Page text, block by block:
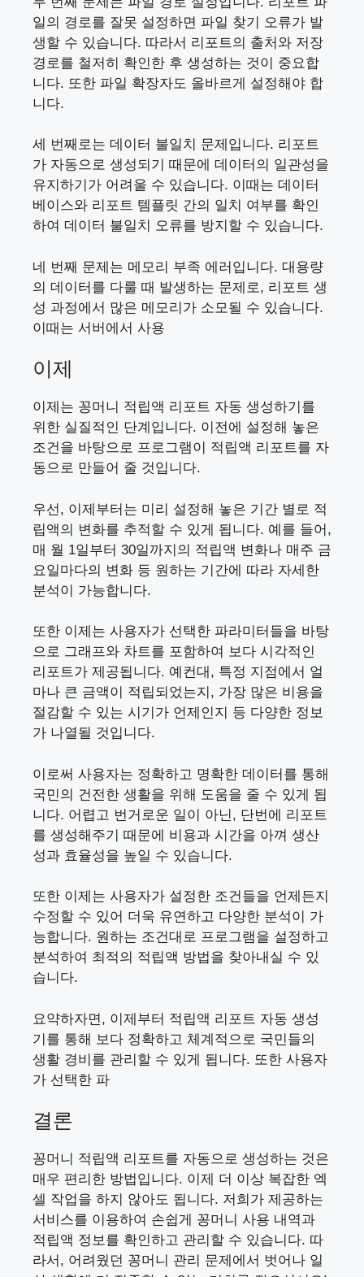
일의 경로를 잘못 설정하면 파일 찾기 오류가 발
생할 수 있습니다. 따라서 리포트의 출처와 저장
경로를 철저히 확인한 후 생성하는 것이 중요합
니다. 또한 파일 확장자도 올바르게 설정해야 합
니다.
세 번째로는 데이터 불일치 문제입니다. 리포트
가 자동으로 생성되기 때문에 데이터의 일관성을
유지하기가 어려울 수 있습니다. 이때는 데이터
베이스와 리포트 템플릿 간의 일치 여부를 확인
하여 데이터 불일치 오류를 방지할 수 있습니다.
네 번째 문제는 메모리 부족 에러입니다. 대용량
의 데이터를 다룰 때 발생하는 문제로, 리포트 생
성 과정에서 많은 메모리가 소모될 수 있습니다.
이때는 서버에서 사용
이제
이제는 꽁머니 적립액 리포트 자동 생성하기를
위한 실질적인 단계입니다. 이전에 설정해 놓은
조건을 바탕으로 프로그램이 적립액 리포트를 자
동으로 만들어 줄 것입니다.
우선, 이제부터는 미리 설정해 놓은 기간 별로 적
립액의 변화를 추적할 수 있게 됩니다. 예를 들어,
매 월 1일부터 30일까지의 적립액 변화나 매주 금
요일마다의 변화 등 원하는 기간에 따라 자세한
분석이 가능합니다.
또한 이제는 사용자가 선택한 파라미터들을 바탕
으로 그래프와 차트를 포함하여 보다 시각적인
리포트가 제공됩니다. 예컨대, 특정 지점에서 얼
마나 큰 금액이 적립되었는지, 가장 많은 비용을
절감할 수 있는 시기가 언제인지 등 다양한 정보
가 나열될 것입니다.
이로써 사용자는 정확하고 명확한 데이터를 통해
국민의 건전한 생활을 위해 도움을 줄 수 있게 됩
니다. 어렵고 번거로운 일이 아닌, 단번에 리포트
를 생성해주기 때문에 비용과 시간을 아껴 생산
성과 효율성을 높일 수 있습니다.
또한 이제는 사용자가 설정한 조건들을 언제든지
수정할 수 있어 더욱 유연하고 다양한 분석이 가
능합니다. 원하는 조건대로 프로그램을 설정하고
분석하여 최적의 적립액 방법을 찾아내실 수 있
습니다.
요약하자면, 이제부터 적립액 리포트 자동 생성
기를 통해 보다 정확하고 체계적으로 국민들의
생활 경비를 관리할 수 있게 됩니다. 또한 사용자
가 선택한 파
결론
꽁머니 적립액 리포트를 자동으로 생성하는 것은
매우 편리한 방법입니다. 이제 더 이상 복잡한 엑
셀 작업을 하지 않아도 됩니다. 저희가 제공하는
서비스를 이용하여 손쉽게 꽁머니 사용 내역과
적립액 정보를 확인하고 관리할 수 있습니다. 따
라서, 어려웠던 꽁머니 관리 문제에서 벗어나 일